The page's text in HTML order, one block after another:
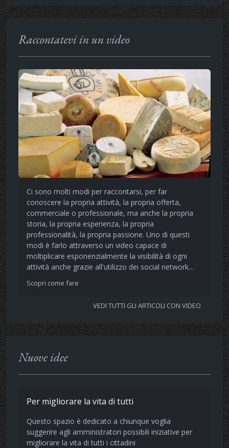
Raccontatevi in un video
Ci sono molti modi per raccontarsi, per far
conoscere la propria attività, la propria offerta,
commerciale o professionale, ma anche la propria
storia, la propria esperienza, la propria
professionalità, la propria passione. Uno di questi
modi è farlo attraverso un video capace di
moltiplicare esponenzialmente la visibilità di ogni
attività anche grazie all'utilizzo dei social network…
Scopri come fare
VEDI TUTTI GLI ARTICOLI CON VIDEO
Nuove idee
Per migliorare la vita di tutti
Questo spazio è dedicato a chiunque voglia
suggerire agli amministratori possibili iniziative per
migliorare la vita di tutti i cittadini